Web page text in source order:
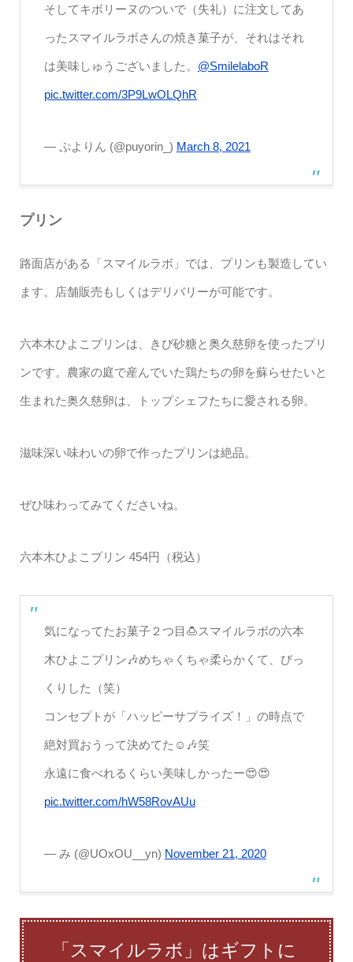
そしてキボリーヌのついで（失礼）に注文してあ
ったスマイルラボさんの焼き菓子が、それはそれ
は美味しゅうございました。 @SmilelaboR
pic.twitter.com/3P9LwOLQhR
— ぷよりん (@puyorin_) March 8, 2021
プリン
路面店がある「スマイルラボ」では、プリンも製造してい
ます。店舗販売もしくはデリバリーが可能です。
六本木ひよこプリンは、きび砂糖と奥久慈卵を使ったプリ
ンです。農家の庭で産んでいた鶏たちの卵を蘇らせたいと
生まれた奥久慈卵は、トップシェフたちに愛される卵。
滋味深い味わいの卵で作ったプリンは絶品。
ぜひ味わってみてくださいね。
六本木ひよこプリン 454円（税込）
気になってたお菓子２つ目🍮スマイルラボの六本
木ひよこプリン🎶めちゃくちゃ柔らかくて、びっ
くりした（笑）
コンセプトが「ハッピーサプライズ！」の時点で
絶対買おうって決めてた☺️🎶笑
永遠に食べれるくらい美味しかったー😍😍
pic.twitter.com/hW58RovAUu
— み (@UOxOU__yn) November 21, 2020
「スマイルラボ」はギフトに